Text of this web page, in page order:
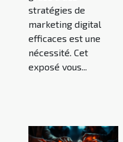
stratégies de
marketing digital
efficaces est une
nécessité. Cet
exposé vous...